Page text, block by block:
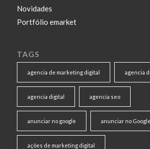
Novidades
Portfólio emarket
TAGS
agencia de marketing digital agencia
agencia digital agencia seo
anunciar no google anunciar no
ações de marketing digital